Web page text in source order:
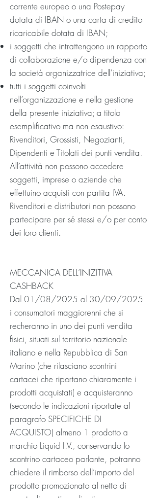
corrente europeo o una Postepay
dotata di IBAN o una carta di credito
ricaricabile dotata di IBAN;
i soggetti che intrattengono un rapporto
di collaborazione e/o dipendenza con
la società organizzatrice dell’iniziativa;
tutti i soggetti coinvolti
nell’organizzazione e nella gestione
della presente iniziativa; a titolo
esemplificativo ma non esaustivo:
Rivenditori, Grossisti, Negozianti,
Dipendenti e Titolati dei punti vendita.
All’attività non possono accedere
soggetti, imprese o aziende che
effettuino acquisti con partita IVA.
Rivenditori e distributori non possono
partecipare per sé stessi e/o per conto
dei loro clienti.
MECCANICA DELL’INIZITIVA
CASHBACK
Dal 01/08/2025 al 30/09/2025
i consumatori maggiorenni che si
recheranno in uno dei punti vendita
fisici, situati sul territorio nazionale
italiano e nella Repubblica di San
Marino (che rilasciano scontrini
cartacei che riportano chiaramente i
prodotti acquistati) e acquisteranno
(secondo le indicazioni riportate al
paragrafo SPECIFICHE DI
ACQUISTO) almeno 1 prodotto a
marchio Liquid I.V., conservando lo
scontrino cartaceo parlante, potranno
chiedere il rimborso dell’importo del
prodotto promozionato al netto di